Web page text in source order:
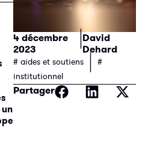
4 décembre
2023
|David
Dehard
# aides et soutiens|#
institutionnel
Partager